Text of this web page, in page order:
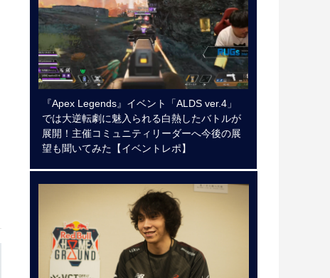
『Apex Legends』イベント「ALDS ver.4」
では大逆転劇に魅入られる白熱したバトルが
展開！主催コミュニティリーダーへ今後の展
望も聞いてみた【イベントレポ】